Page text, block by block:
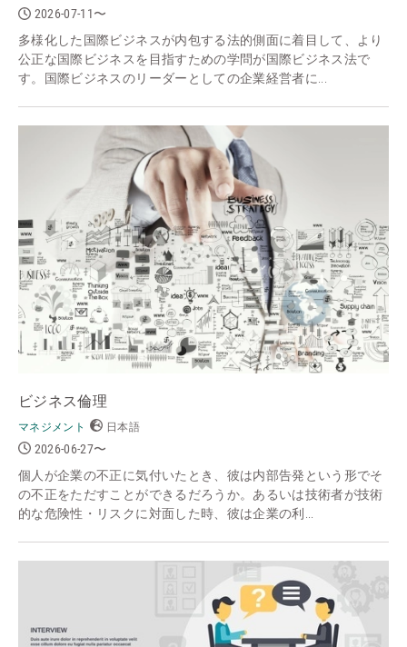
2026-07-11〜
多様化した国際ビジネスが内包する法的側面に着目して、より
公正な国際ビジネスを目指すための学問が国際ビジネス法で
す。国際ビジネスのリーダーとしての企業経営者に...
ビジネス倫理
マネジメント 日本語
2026-06-27〜
個人が企業の不正に気付いたとき、彼は内部告発という形でそ
の不正をただすことができるだろうか。あるいは技術者が技術
的な危険性・リスクに対面した時、彼は企業の利...